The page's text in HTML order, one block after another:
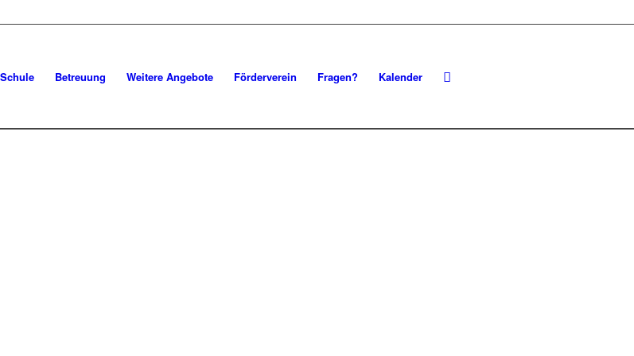
Schule Betreuung Weitere Angebote Förderverein Fragen? Kalender